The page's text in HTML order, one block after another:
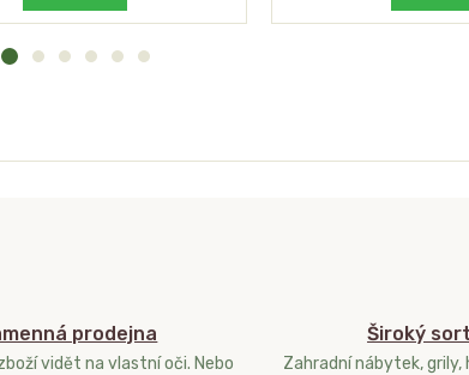
prodejna
vidět na vlastní oči. Nebo
Široký
Zahradní nábytek,